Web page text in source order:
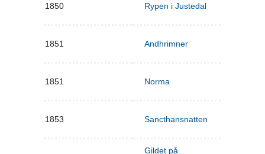
1850 Rypen i Justedal
1851 Andhrimner
1851 Norma
1853 Sancthansnatten
Gildet på